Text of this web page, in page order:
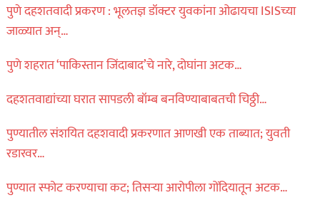
पुणे दहशतवादी प्रकरण : भूलतज्ञ डॉक्टर युवकांना ओढायचा ISISच्या
जाळ्यात अन्…
पुणे शहरात ‘पाकिस्तान जिंदाबाद’चे नारे, दोघांना अटक…
दहशतवाद्यांच्या घरात सापडली बॉम्ब बनविण्याबाबतची चिठ्ठी…
पुण्यातील संशयित दहशवादी प्रकरणात आणखी एक ताब्यात; युवती
रडारवर…
पुण्यात स्फोट करण्याचा कट; तिसऱ्या आरोपीला गोंदियातून अटक…